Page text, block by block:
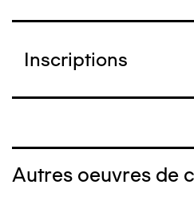
Inscriptions
Autres oeuvres de